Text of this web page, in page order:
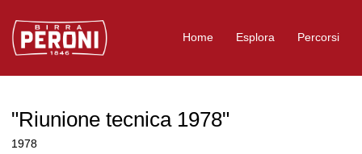
Logo Birra Peroni
Home Esplora Percorsi
"Riunione tecnica 1978"
1978